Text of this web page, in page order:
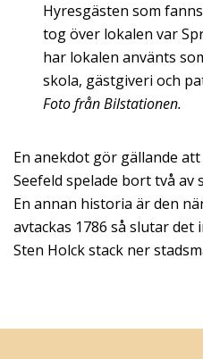
Hyresgästen som
tog över lokalen var
har lokalen använts
skola, gästgiveri och
Foto från Bilstationen.
En anekdot gör gällande
Seefeld spelade bort två av
En annan historia är den
avtackas 1786 så slutar
Sten Holck stack ner